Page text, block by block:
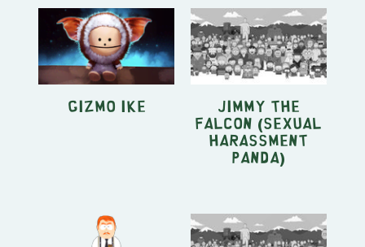
Gizmo Ike Jimmy The
Falcon (Sexual
Harassment
Panda)